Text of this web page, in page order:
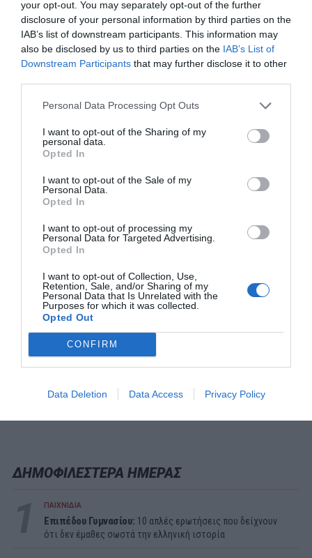
your opt-out. You may separately opt-out of the further
disclosure of your personal information by third parties on the
IAB’s list of downstream participants. This information may
also be disclosed by us to third parties on the IAB’s List of
Downstream Participants that may further disclose it to other
Personal Data Processing Opt Outs
I want to opt-out of the Sharing of my
personal data.
Opted In
I want to opt-out of the Sale of my
Personal Data.
Opted In
I want to opt-out of processing my
Personal Data for Targeted Advertising.
Opted In
I want to opt-out of Collection, Use,
Retention, Sale, and/or Sharing of my
Personal Data that Is Unrelated with the
Purposes for which it was collected.
Opted Out
CONFIRM
Data Deletion Data Access Privacy Policy
ΜΠΑΛΑ
Η αλήθεια για τον Ετιέν Καμαρά
Το εν λόγω μέτρο υπολογίζεται πως θα κοστίσει στον
κρατικό προϋπολογισμό κοντά στα 450 εκατομμύρια
το μόνο πρωτοφανές που θα δούμε σε αυτή την περίοδο
από τις χώρες της Ευρώπης που μαστίζονται αθρόα σε
αυτό το δεύτερο κύμα της πανδημίας.
ΔΗΜΟΦΙΛΕΣΤΕΡΑ ΗΜΕΡΑΣ
ΠΑΙΧΝΙΔΙΑ
Επιπέδου Γυμνασίου: 10 απλές ερωτήσεις που δείχνουν
ότι δεν έμαθες σωστά την ελληνική ιστορία